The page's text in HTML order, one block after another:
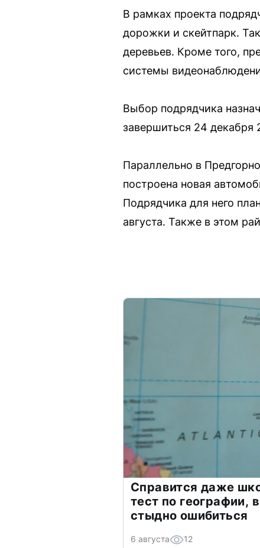
В рамках проекта
дорожки и скейтпарк.
деревьев. Кроме того,
системы
Выбор подрядчика
завершиться 24 декабря
Параллельно в
построена новая
Подрядчика для него
августа. Также в этом
Справится даже
тест по географии,
стыдно ошибиться
6 августа 12